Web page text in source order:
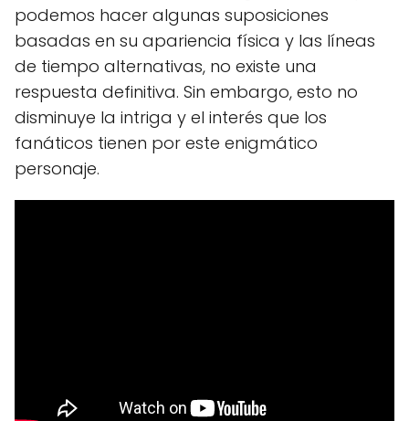
podemos hacer algunas suposiciones
basadas en su apariencia física y las líneas
de tiempo alternativas, no existe una
respuesta definitiva. Sin embargo, esto no
disminuye la intriga y el interés que los
fanáticos tienen por este enigmático
personaje.